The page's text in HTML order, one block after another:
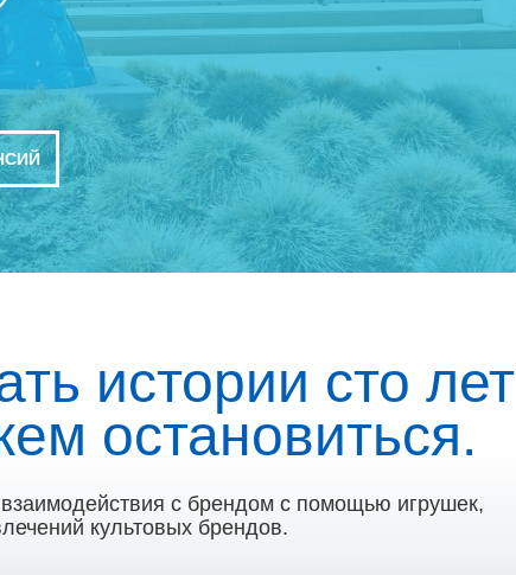
истории сто лет
остановиться.
с брендом с помощью игрушек,
культовых брендов.